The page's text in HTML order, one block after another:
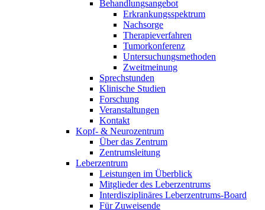
Behandlungsangebot
Erkrankungsspektrum
Nachsorge
Therapieverfahren
Tumorkonferenz
Untersuchungsmethoden
Zweitmeinung
Sprechstunden
Klinische Studien
Forschung
Veranstaltungen
Kontakt
Kopf- & Neurozentrum
Über das Zentrum
Zentrumsleitung
Leberzentrum
Leistungen im Überblick
Mitglieder des Leberzentrums
Interdisziplinäres Leberzentrums-Board
Für Zuweisende